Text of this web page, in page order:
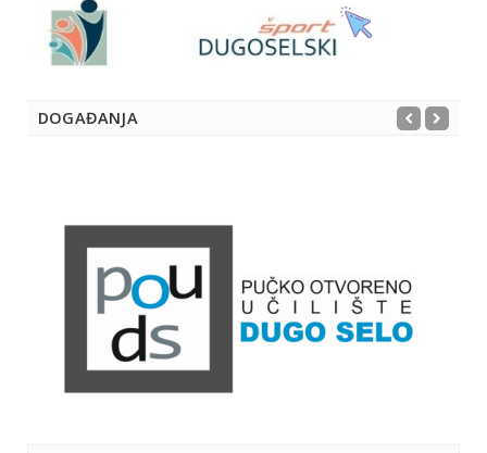
DOGAĐANJA